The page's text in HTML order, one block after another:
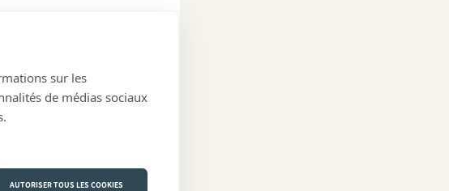
sur les
de médias sociaux
AUTORISER TOUS LES COOKIES